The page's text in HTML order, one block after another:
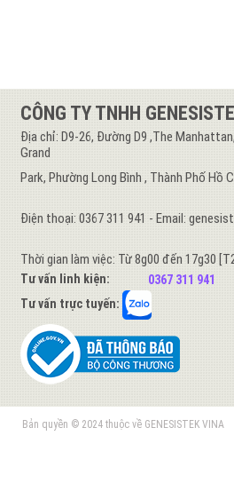
CÔNG TY TNHH
Địa chỉ: D9-26, Đường D9 ,The
Grand
Park, Phường Long Bình , Thành Phố Hồ
Điện thoại: 0367 311 941 - Email:
Thời gian làm việc: Từ 8g00 đến 17g30
Tư vấn linh kiện:
0367 311 941
Tư vấn trực tuyến:
Bản quyền © 2024 thuộc về GENESISTEK VINA